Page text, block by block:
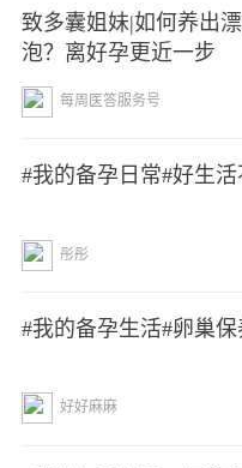
致多囊姐妹|如何养出
泡？离好孕更近一步
每周医答服务号
#我的备孕日常#好生
彤彤
#我的备孕生活#卵巢
好好麻麻